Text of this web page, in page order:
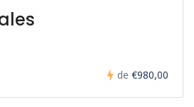
de €980,00